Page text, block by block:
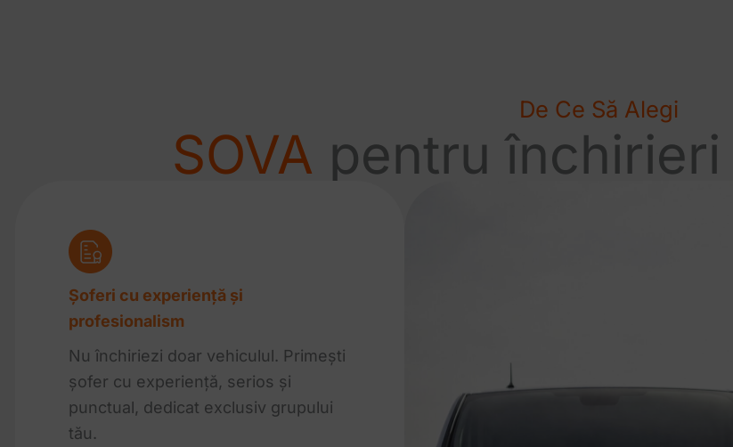
De Ce Să Alegi
SOVA pentru
Șoferi cu experiență și
profesionalism
Nu închiriezi doar vehiculul. Primești
șofer cu experiență, serios și
punctual, dedicat exclusiv grupului
tău.